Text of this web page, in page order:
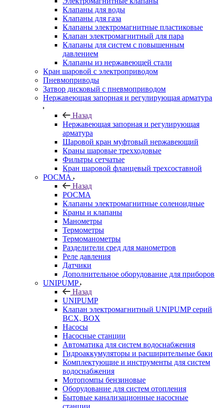
Клапаны для воды
Клапаны для газа
Клапаны электромагнитные пластиковые
Клапан электромагнитный для пара
Клапаны для систем с повышенным
давлением
Клапаны из нержавеющей стали
Кран шаровой с электроприводом
Пневмоприводы
Затвор дисковый с пневмоприводом
Нержавеющая запорная и регулирующая арматура
Назад
Нержавеющая запорная и регулирующая
арматура
Шаровой кран муфтовый нержавеющий
Краны шаровые трехходовые
Фильтры сетчатые
Кран шаровой фланцевый трехсоставной
РОСМА
Назад
РОСМА
Клапаны электромагнитные соленоидные
Краны и клапаны
Манометры
Термометры
Термоманометры
Разделители сред для манометров
Реле давления
Датчики
Дополнительное оборудование для приборов
UNIPUMP
Назад
UNIPUMP
Клапан электромагнитный UNIPUMP серий
BCX, BOX
Насосы
Насосные станции
Автоматика для систем водоснабжения
Гидроаккумуляторы и расширительные баки
Комплектующие и инструменты для систем
водоснабжения
Мотопомпы бензиновые
Оборудование для систем отопления
Бытовые канализационные насосные
станции